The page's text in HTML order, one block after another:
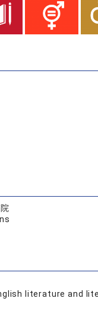
literature and